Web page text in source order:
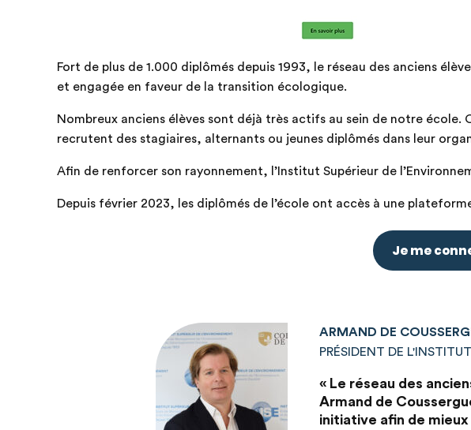
Fort de plus de 1.000 diplômés depuis 1993, le réseau des anciens
et engagée en faveur de la transition écologique.
Nombreux anciens élèves sont déjà très actifs au sein de notre
recrutent des stagiaires, alternants ou jeunes diplômés dans leur
Afin de renforcer son rayonnement, l’Institut Supérieur de
Depuis février 2023, les diplômés de l’école ont accès à une
Je me
ARMAND DE
PRÉSIDENT DE
« Le réseau des
Armand de
initiative afin de